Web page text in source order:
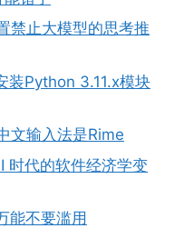
禁止大模型的思考推
装Python 3.11.x模块
文输入法是Rime
时代的软件经济学变
能不要滥用